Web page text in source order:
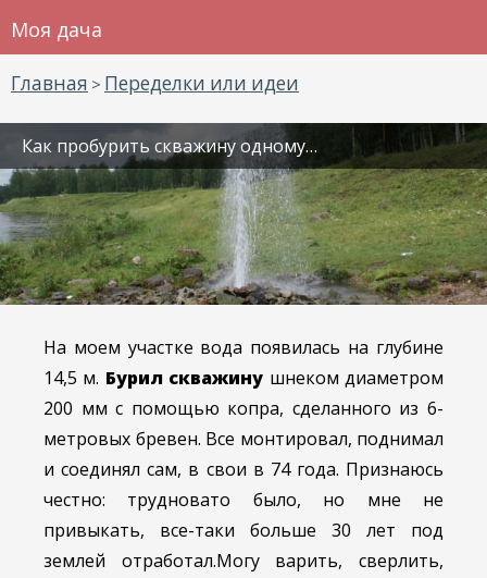
Моя дача
Главная > Переделки или идеи
Как пробурить скважину одному…
На моем участке вода появилась на глубине
14,5 м. Бурил скважину шнеком диаметром
200 мм с помощью копра, сделанного из 6-
метровых бревен. Все монтировал, поднимал
и соединял сам, в свои в 74 года. Признаюсь
честно: трудновато было, но мне не
привыкать, все-таки больше 30 лет под
землей отработал.Могу варить, сверлить,